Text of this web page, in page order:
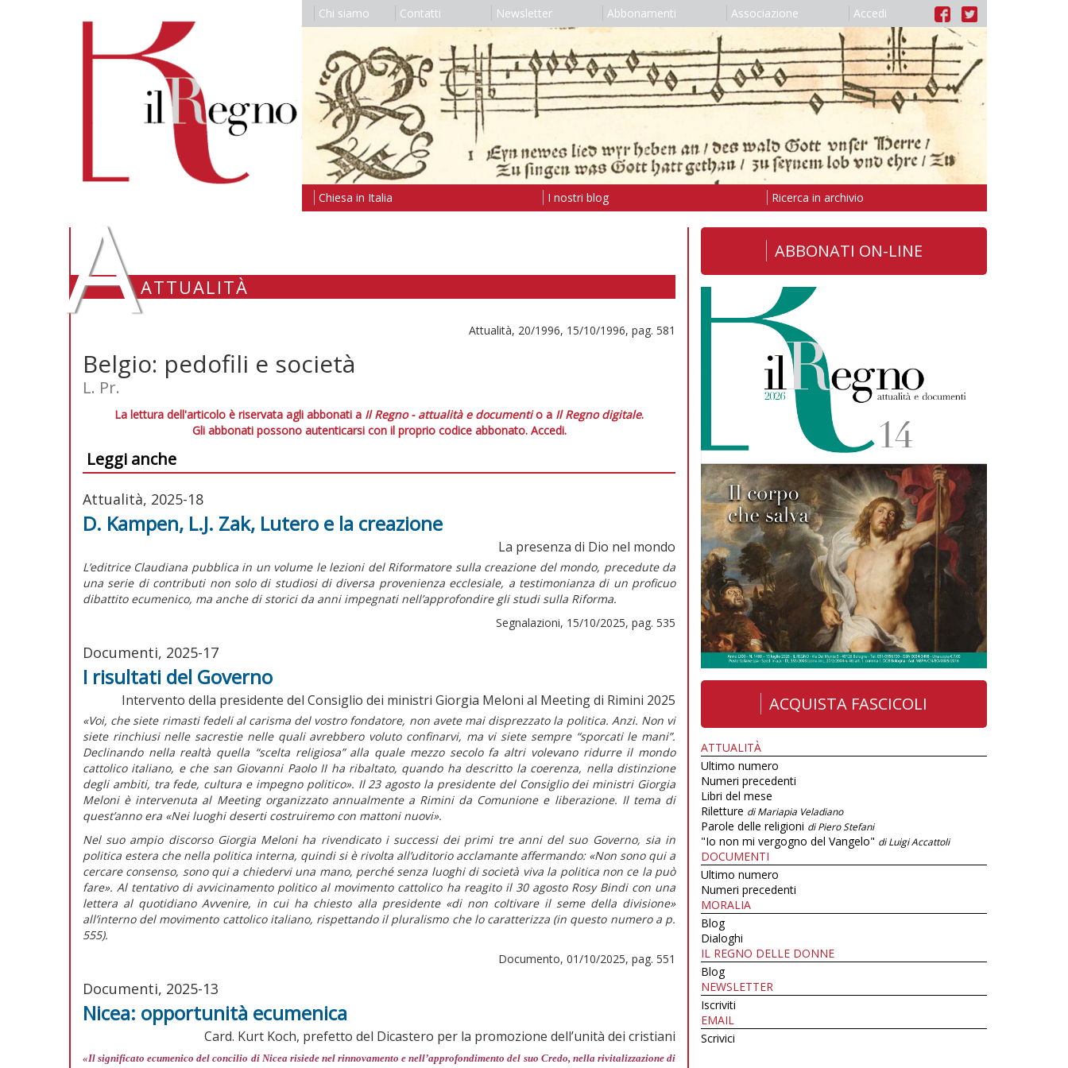
Chi siamo Contatti Newsletter Abbonamenti Associazione Accedi
Chiesa in Italia I nostri blog Ricerca in archivio
AATTUALITÀ
Attualità, 20/1996, 15/10/1996, pag. 581
Belgio: pedofili e società
L. Pr.
La lettura dell'articolo è riservata agli abbonati a Il Regno - attualità e documentio a Il Regno digitale.
Gli abbonati possono autenticarsi con il proprio codice abbonato. Accedi.
Leggi anche
Attualità, 2025-18
D. Kampen, L.J. Zak, Lutero e la creazione
La presenza di Dio nel mondo
L’editrice Claudiana pubblica in un volume le lezioni del Riformatore sulla creazione del mondo, precedute da
una serie di contributi non solo di studiosi di diversa provenienza ecclesiale, a testimonianza di un proficuo
dibattito ecumenico, ma anche di storici da anni impegnati nell’approfondire gli studi sulla Riforma.
Segnalazioni, 15/10/2025, pag. 535
Documenti, 2025-17
I risultati del Governo
Intervento della presidente del Consiglio dei ministri Giorgia Meloni al Meeting di Rimini 2025
«Voi, che siete rimasti fedeli al carisma del vostro fondatore, non avete mai disprezzato la politica. Anzi. Non vi
siete rinchiusi nelle sacrestie nelle quali avrebbero voluto confinarvi, ma vi siete sempre “sporcati le mani”.
Declinando nella realtà quella “scelta religiosa” alla quale mezzo secolo fa altri volevano ridurre il mondo
cattolico italiano, e che san Giovanni Paolo II ha ribaltato, quando ha descritto la coerenza, nella distinzione
degli ambiti, tra fede, cultura e impegno politico». Il 23 agosto la presidente del Consiglio dei ministri Giorgia
Meloni è intervenuta al Meeting organizzato annualmente a Rimini da Comunione e liberazione. Il tema di
quest’anno era «Nei luoghi deserti costruiremo con mattoni nuovi».
Nel suo ampio discorso Giorgia Meloni ha rivendicato i successi dei primi tre anni del suo Governo, sia in
politica estera che nella politica interna, quindi si è rivolta all’uditorio acclamante affermando:«Non sono qui a
cercare consenso, sono qui a chiedervi una mano, perché senza luoghi di società viva la politica non ce la può
fare». Al tentativo di avvicinamento politico al movimento cattolico ha reagito il 30 agosto Rosy Bindi con una
lettera al quotidianoAvvenire, in cui ha chiesto alla presidente«di non coltivare il seme della divisione»
all’interno del movimento cattolico italiano, rispettando il pluralismo che lo caratterizza (in questo numero a p.
555).
Documento, 01/10/2025, pag. 551
Documenti, 2025-13
Nicea: opportunità ecumenica
Card. Kurt Koch, prefetto del Dicastero per la promozione dell’unità dei cristiani
«Il significato ecumenico del concilio di Nicea risiede nel rinnovamento e nell’approfondimento del suo Credo, nella rivitalizzazione di
ABBONATI ON-LINE
ACQUISTA FASCICOLI
ATTUALITÀ
Ultimo numero
Numeri precedenti
Libri del mese
Riletture di Mariapia Veladiano
Parole delle religioni di Piero Stefani
"Io non mi vergogno del Vangelo" di Luigi Accattoli
DOCUMENTI
Ultimo numero
Numeri precedenti
MORALIA
Blog
Dialoghi
IL REGNO DELLE DONNE
Blog
NEWSLETTER
Iscriviti
EMAIL
Scrivici